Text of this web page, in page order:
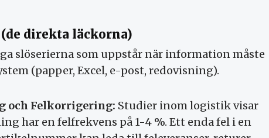
direkta läckorna)
slöserierna som uppstår när information måste
(papper, Excel, e-post, redovisning).
och Felkorrigering: Studier inom logistik visar
har en felfrekvens på 1-4 %. Ett enda fel i en